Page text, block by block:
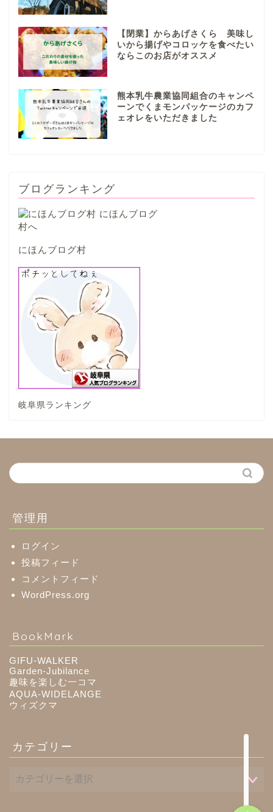
【閉業】からあげさくら 美味し
いから揚げやコロッケを食べたい
ならこのお店がオススメ
熊本乳牛農業協同組合のキャンペ
ーンでくまモンパッケージのカフ
ェオレをいただきました
ブログランキング
にほんブログ村
岐阜県ランキング
管理用
ログイン
投稿フィード
コメントフィード
WordPress.org
BookMark
GIFU-WALKER
Garden-Jubilance
趣味を楽しむ一コマ
AQUA-WIDELANGE
ウィズクマ
カテゴリー
各務原市
山県市
川辺町